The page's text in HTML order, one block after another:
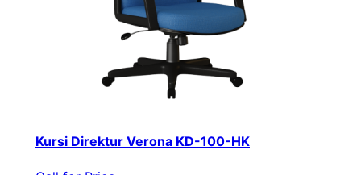
Kursi Direktur Verona KD-100-HK